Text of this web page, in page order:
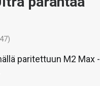
paritettuun M2 Max -